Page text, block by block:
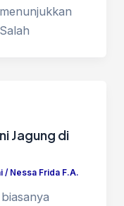
Jagung di
/ Nessa Frida F.A.